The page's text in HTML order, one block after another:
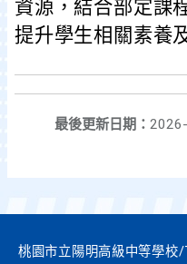
資源，結合部定課
提升學生相關素養
最後更新日期：
桃園市立陽明高級中等學